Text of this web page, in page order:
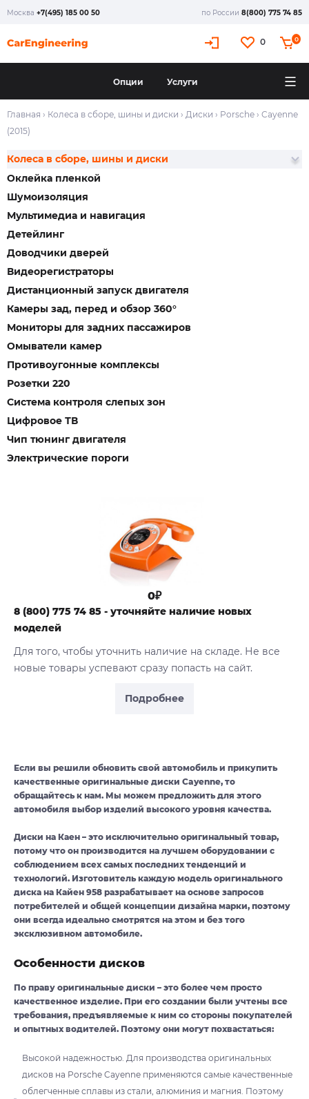
Москва +7(495) 185 00 50 по России 8(800) 775 74 85
0 0
Опции Услуги
Главная › Колеса в сборе, шины и диски › Диски › Porsche › Cayenne
(2015)
Оклейка пленкой
Шумоизоляция
Мультимедиа и навигация
Детейлинг
Доводчики дверей
Видеорегистраторы
Дистанционный запуск двигателя
Камеры зад, перед и обзор 360°
Колеса в сборе, шины и диски
Мониторы для задних пассажиров
Омыватели камер
Противоугонные комплексы
Розетки 220
Система контроля слепых зон
Цифровое ТВ
Чип тюнинг двигателя
Электрические пороги
Подробнее
0₽
8 (800) 775 74 85 - уточняйте наличие новых
моделей
Для того, чтобы уточнить наличие на складе. Не все
новые товары успевают сразу попасть на сайт.
Если вы решили обновить свой автомобиль и прикупить
качественные оригинальные диски Cayenne, то
обращайтесь к нам. Мы можем предложить для этого
автомобиля выбор изделий высокого уровня качества.
Диски на Каен – это исключительно оригинальный товар,
потому что он производится на лучшем оборудовании с
соблюдением всех самых последних тенденций и
технологий. Изготовитель каждую модель оригинального
диска на Кайен 958 разрабатывает на основе запросов
потребителей и общей концепции дизайна марки, поэтому
они всегда идеально смотрятся на этом и без того
эксклюзивном автомобиле.
Особенности дисков
По праву оригинальные диски – это более чем просто
качественное изделие. При его создании были учтены все
требования, предъявляемые к ним со стороны покупателей
и опытных водителей. Поэтому они могут похвастаться:
Высокой надежностью. Для производства оригинальных
дисков на Porsche Cayenne применяются самые качественные
облегченные сплавы из стали, алюминия и магния. Поэтому